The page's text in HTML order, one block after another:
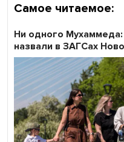
Самое читаемое:
Ни одного
назвали в ЗАГСах